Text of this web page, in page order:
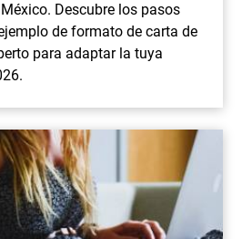
Descubre los pasos
de formato de carta de
para adaptar la tuya